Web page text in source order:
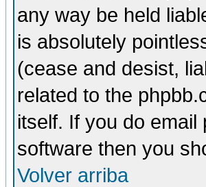
any way be held
is absolutely
(cease and desist,
related to the
itself. If you do
software then you
Volver arriba